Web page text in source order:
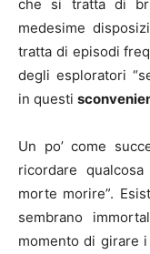
che si tratta di
medesime
tratta di episodi
degli esploratori
in questi
Un po’ come
ricordare
morte morire”.
sembrano
momento di girare